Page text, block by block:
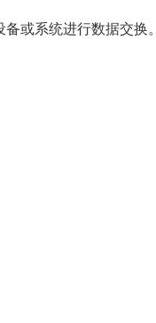
或系统进行数据交换。